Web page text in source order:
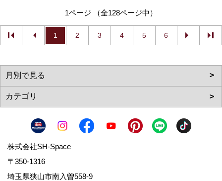
1ページ （全128ページ中）
1 2 3 4 5 6
株式会社SH-Space
〒350-1316
埼玉県狭山市南入曽558-9